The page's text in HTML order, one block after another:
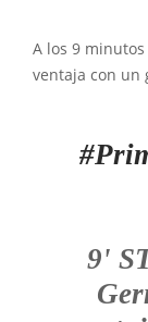
A los 9
ventaja con un
9'